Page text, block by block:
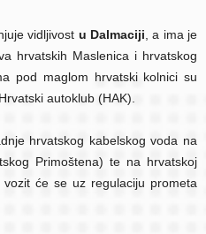
vidljivost u Dalmaciji , a ima je
hrvatskih Maslenica i hrvatskog
pod maglom hrvatski kolnici su
autoklub (HAK).
hrvatskog kabelskog voda na
Primoštena) te na hrvatskoj
će se uz regulaciju prometa